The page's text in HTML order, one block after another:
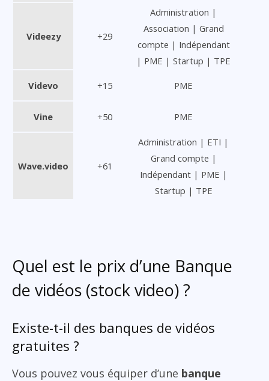
Videezy +29
Administration |
Association | Grand
compte | Indépendant
| PME | Startup | TPE
Videvo +15 PME
Vine +50 PME
Wave.video +61
Administration | ETI |
Grand compte |
Indépendant | PME |
Startup | TPE
Quel est le prix d’une Banque
de vidéos (stock video) ?
Existe-t-il des banques de vidéos
gratuites ?
Vous pouvez vous équiper d’une banque